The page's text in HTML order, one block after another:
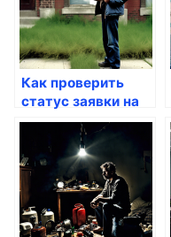
Как проверить
статус заявки на
Госуслугах